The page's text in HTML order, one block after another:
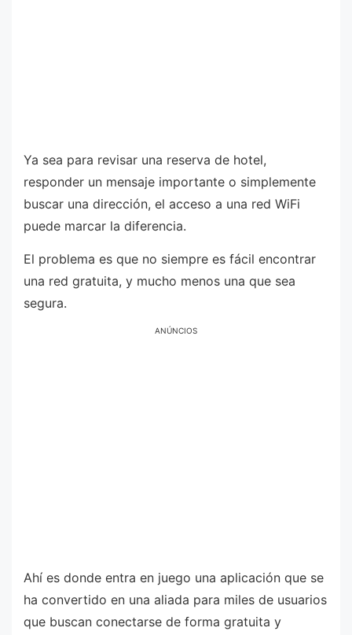
Ya sea para revisar una reserva de hotel,
responder un mensaje importante o simplemente
buscar una dirección, el acceso a una red WiFi
puede marcar la diferencia.
El problema es que no siempre es fácil encontrar
una red gratuita, y mucho menos una que sea
segura.
ANÚNCIOS
Ahí es donde entra en juego una aplicación que se
ha convertido en una aliada para miles de usuarios
que buscan conectarse de forma gratuita y